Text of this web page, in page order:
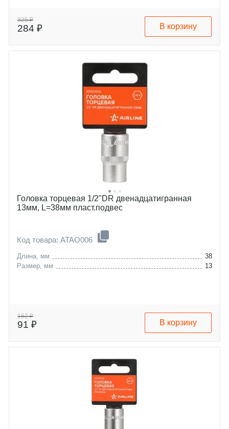
325 ₽
284 ₽ В корзину
Головка торцевая 1/2"DR двенадцатигранная
13мм, L=38мм пласт.подвес
Код товара: ATAO006
Длина, мм
38
Размер, мм
13
162 ₽
91 ₽ В корзину